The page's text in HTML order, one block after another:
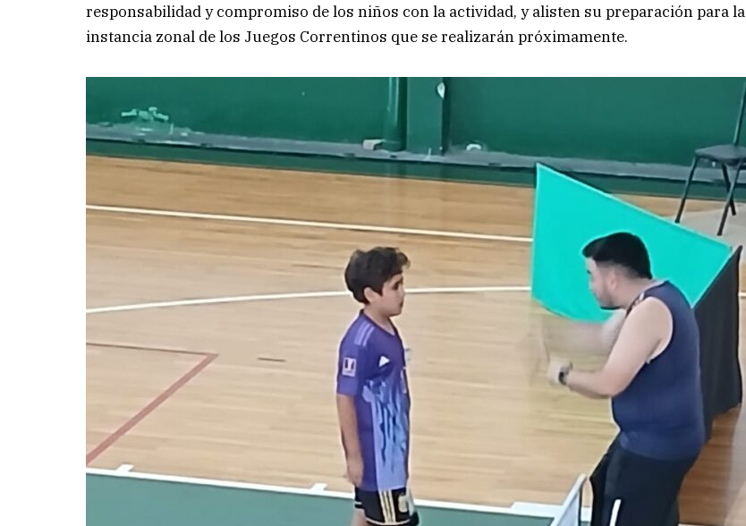
responsabilidad y compromiso de los niños con la actividad, y alisten su preparación para la
instancia zonal de los Juegos Correntinos que se realizarán próximamente.